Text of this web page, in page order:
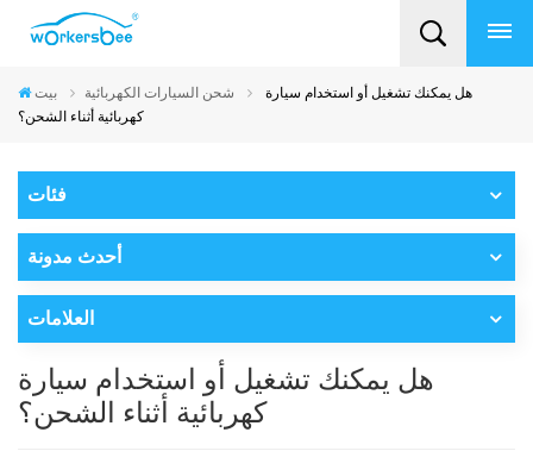
بيت شحن السيارات الكهربائية
هل يمكنك تشغيل أو استخدام سيارة
كهربائية أثناء الشحن؟
فئات
أحدث مدونة
العلامات
هل يمكنك تشغيل أو استخدام سيارة
كهربائية أثناء الشحن؟